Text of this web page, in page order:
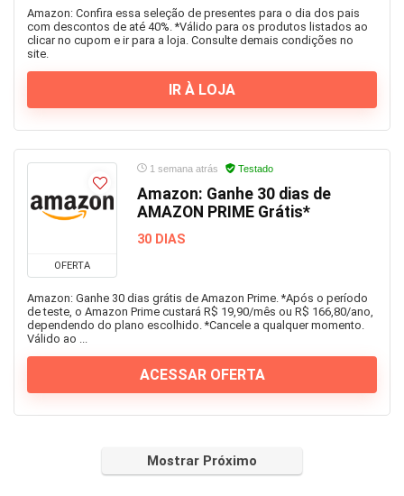
Livros
Malas e Mochilas
óculos
Pet Shop
Presentes
Sem categoria
Serviços
Serviços Financeiros
Sex Shop
Shopping
Amazon: Confira essa seleção de presentes para o dia dos pais
com descontos de até 40%. *Válido para os produtos listados ao
clicar no cupom e ir para a loja. Consulte demais condições no
site.
IR À LOJA
OFERTA
1 semana atrás Testado
Amazon: Ganhe 30 dias de
AMAZON PRIME Grátis*
30 DIAS
Amazon: Ganhe 30 dias grátis de Amazon Prime. *Após o período
de teste, o Amazon Prime custará R$ 19,90/mês ou R$ 166,80/ano,
dependendo do plano escolhido. *Cancele a qualquer momento.
Válido ao ...
ACESSAR OFERTA
Mostrar Próximo